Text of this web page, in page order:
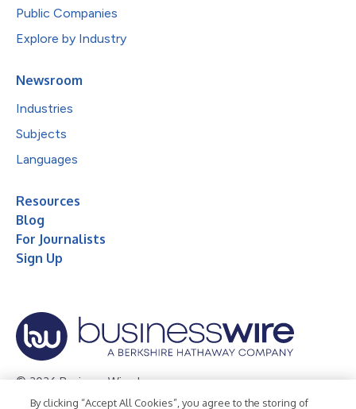
Public Companies
Explore by Industry
Newsroom
Industries
Subjects
Languages
Resources
Blog
For Journalists
Sign Up
© 2026 Business Wire, Inc.
By clicking “Accept All Cookies”, you agree to the storing of